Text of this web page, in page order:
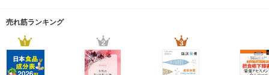
売れ筋ランキング